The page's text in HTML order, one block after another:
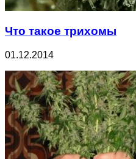
Что такое трихомы
01.12.2014